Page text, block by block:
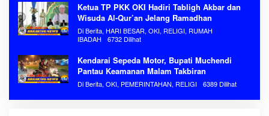
Ketua TP PKK OKI Hadiri Tabligh Akbar dan
Wisuda Al-Qur’an Jelang Ramadhan
Di Berita, HARI BESAR, OKI, RELIGI, RUMAH
IBADAH
6732 Dilihat
Kendarai Sepeda Motor, Bupati Muchendi
Pantau Keamanan Malam Takbiran
Di Berita, OKI, PEMERINTAHAN, RELIGI 6389 Dilihat